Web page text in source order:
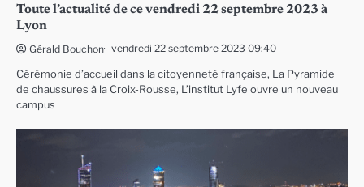
Toute l’actualité de ce vendredi 22 septembre 2023 à
Lyon
Gérald Bouchon vendredi 22 septembre 2023 09:40
Cérémonie d’accueil dans la citoyenneté française, La Pyramide
de chaussures à la Croix-Rousse, L’institut Lyfe ouvre un nouveau
campus